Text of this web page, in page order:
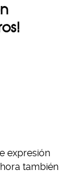
expresión
también